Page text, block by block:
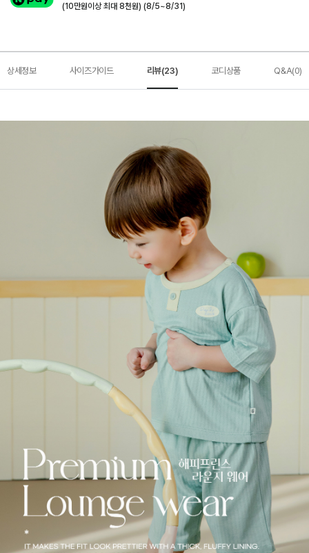
(10만원이상 최대 8천원) (8/5~8/31)
상세정보 사이즈가이드 리뷰(23) 코디상품 Q&A(0)